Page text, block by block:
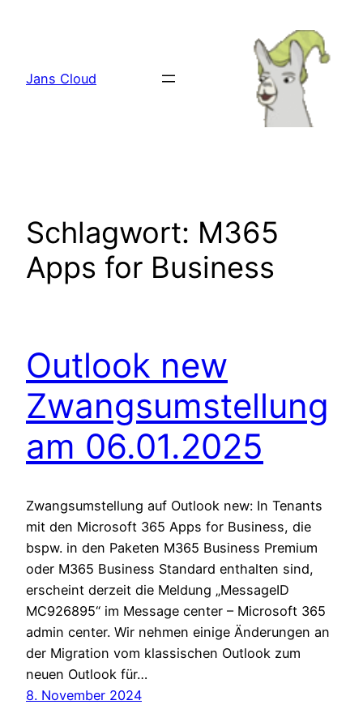
Jans Cloud
Schlagwort: M365
Apps for Business
Outlook new
Zwangsumstellung
am 06.01.2025
Zwangsumstellung auf Outlook new: In Tenants
mit den Microsoft 365 Apps for Business, die
bspw. in den Paketen M365 Business Premium
oder M365 Business Standard enthalten sind,
erscheint derzeit die Meldung „MessageID
MC926895“ im Message center – Microsoft 365
admin center. Wir nehmen einige Änderungen an
der Migration vom klassischen Outlook zum
neuen Outlook für…
8. November 2024